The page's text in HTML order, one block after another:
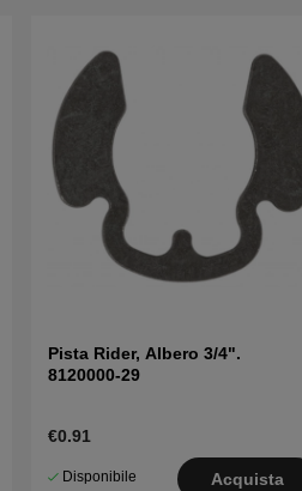
Pista Rider, Albero 3/4".
8120000-29
€0.91
Disponibile
Acquista